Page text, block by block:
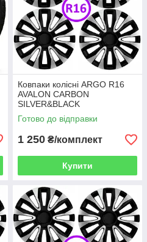
Ковпаки колісні ARGO R16
AVALON CARBON
SILVER&BLACK
Готово до відправки
1 250 ₴/комплект
Купити